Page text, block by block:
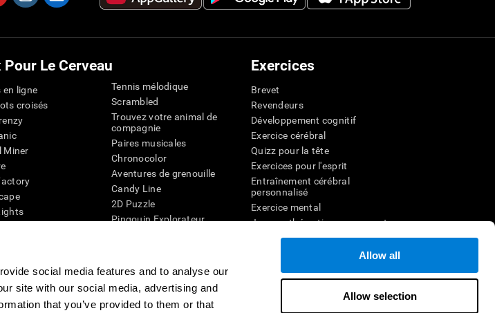
social media features and to analyse our
site with our social media, advertising and
that you’ve provided to them or that
Allow all
Allow selection
Pour Le Cerveau
en ligne
croisés
Miner
de billes
Tennis mélodique
Scrambled
Trouvez votre animal de
compagnie
Paires musicales
Chronocolor
Aventures de grenouille
Candy Line
2D Puzzle
Pingouin Explorateur
Jeux en ligne pour la
mémoire
Jeux pour le cerveau
Exercices
Brevet
Revendeurs
Développement cognitif
Exercice cérébral
Quizz pour la tête
Exercices pour l'esprit
Entraînement cérébral
personnalisé
Exercice mental
Jeux mathématiques amusants
Compréhension de lecture
Test de QI